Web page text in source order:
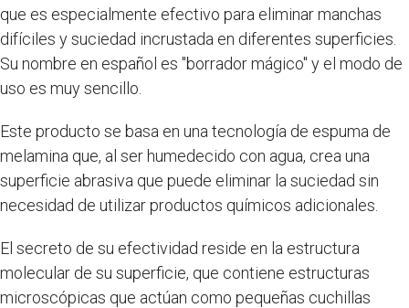
que es especialmente efectivo para eliminar manchas
difíciles y suciedad incrustada en diferentes superficies.
Su nombre en español es "borrador mágico" y el modo de
uso es muy sencillo.
Este producto se basa en una tecnología de espuma de
melamina que, al ser humedecido con agua, crea una
superficie abrasiva que puede eliminar la suciedad sin
necesidad de utilizar productos químicos adicionales.
El secreto de su efectividad reside en la estructura
molecular de su superficie, que contiene estructuras
microscópicas que actúan como pequeñas cuchillas